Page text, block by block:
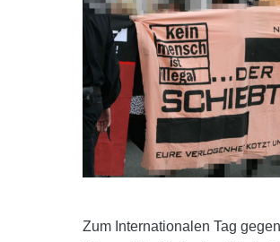
Zum Internationalen Tag